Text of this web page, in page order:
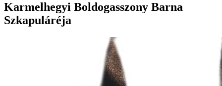
Karmelhegyi Boldogasszony Barna
Szkapuláréja